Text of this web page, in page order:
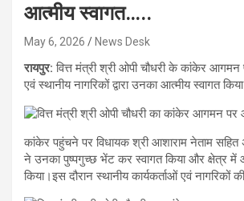
आत्मीय स्वागत…..
May 6, 2026 News Desk
रायपुर:वित्त मंत्री श्री ओपी चौधरी के कांकेर आगमन
एवं स्थानीय नागरिकों द्वारा उनका आत्मीय स्वागत
कांकेर पहुंचने पर विधायक श्री आशाराम नेताम सहित
ने उनका पुष्पगुच्छ भेंट कर स्वागत किया और क्षेत्र में
किया।इस दौरान स्थानीय कार्यकर्ताओं एवं नागरिकों